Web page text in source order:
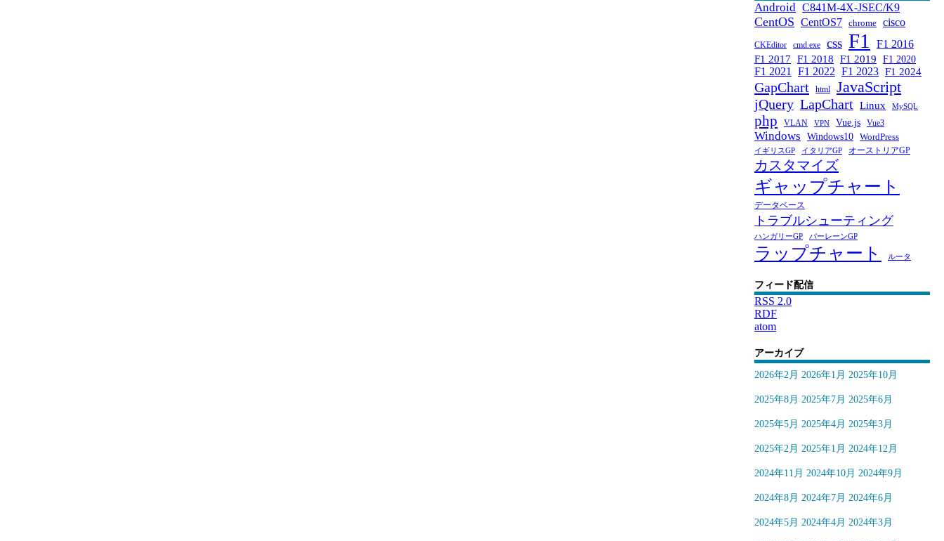
Android C841M-4X-JSEC/K9
CentOS CentOS7 chrome cisco
CKEditor cmd.exe css F1
F1 2016
F1 2017 F1 2018 F1 2019 F1 2020
F1 2021 F1 2022 F1 2023 F1 2024
GapChart html JavaScript
jQuery LapChart Linux MySQL
php VLAN VPN Vue.js Vue3
Windows Windows10 WordPress
イギリスGP イタリアGP オーストリアGP
カスタマイズ
ギャップチャート
データベース
トラブルシューティング
ハンガリーGP バーレーンGP
ラップチャート ルータ
フィード配信
RSS 2.0
RDF
atom
アーカイブ
2026年2月 2026年1月 2025年10月
2025年8月 2025年7月 2025年6月
2025年5月 2025年4月 2025年3月
2025年2月 2025年1月 2024年12月
2024年11月 2024年10月 2024年9月
2024年8月 2024年7月 2024年6月
2024年5月 2024年4月 2024年3月